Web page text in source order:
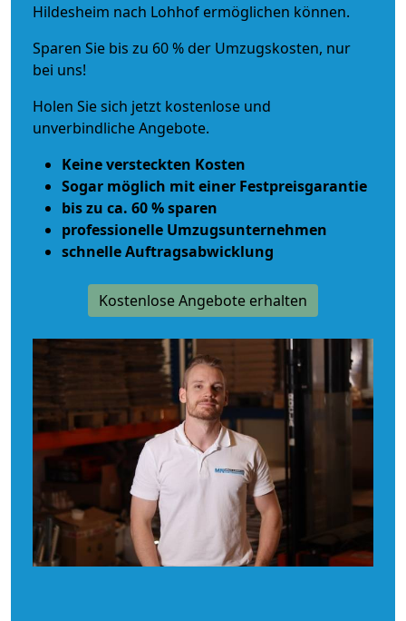
Hildesheim nach Lohhof ermöglichen können.
Sparen Sie bis zu 60 % der Umzugskosten, nur
bei uns!
Holen Sie sich jetzt kostenlose und
unverbindliche Angebote.
Keine versteckten Kosten
Sogar möglich mit einer Festpreisgarantie
bis zu ca. 60 % sparen
professionelle Umzugsunternehmen
schnelle Auftragsabwicklung
Kostenlose Angebote erhalten